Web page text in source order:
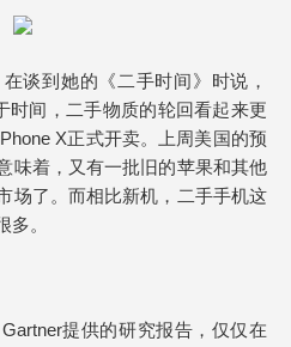
谈到她的《二手时间》时说，
时间，二手物质的轮回看起来更
X正式开卖。上周美国的预
味着，又有一批旧的苹果和其他
场了。而相比新机，二手手机这
。
提供的研究报告，仅仅在